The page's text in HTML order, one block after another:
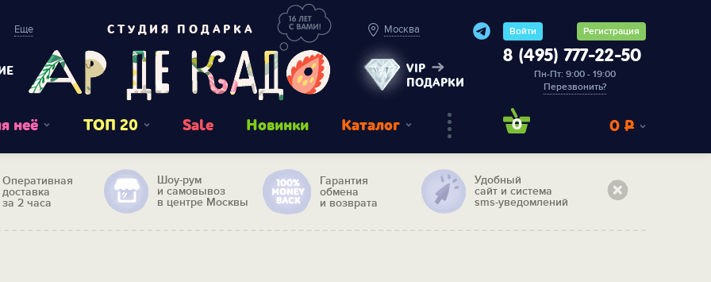
Еще СТУДИЯ ПОДАРКА Москва
VIP
ПОДАРКИ
Войти Регистрация
8 (495) 777-22-50
Пн-Пт: 9:00 - 19:00
Перезвонить?
неё ТОП 20 Sale Новинки Каталог 0 0 Р
Оперативная
доставка
за 2 часа
Шоу-рум
и самовывоз
в центре Москвы
Гарантия
обмена
и возврата
Удобный
сайт и система
sms-уведомлений